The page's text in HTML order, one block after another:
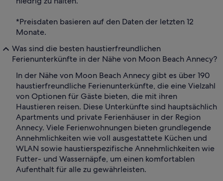
*Preisdaten basieren auf den Daten der letzten 12
Monate.
Was sind die besten haustierfreundlichen
Ferienunterkünfte in der Nähe von Moon Beach Annecy?
In der Nähe von Moon Beach Annecy gibt es über 190
haustierfreundliche Ferienunterkünfte, die eine Vielzahl
von Optionen für Gäste bieten, die mit ihren
Haustieren reisen. Diese Unterkünfte sind hauptsächlich
Apartments und private Ferienhäuser in der Region
Annecy. Viele Ferienwohnungen bieten grundlegende
Annehmlichkeiten wie voll ausgestattete Küchen und
WLAN sowie haustierspezifische Annehmlichkeiten wie
Futter- und Wassernäpfe, um einen komfortablen
Aufenthalt für alle zu gewährleisten.